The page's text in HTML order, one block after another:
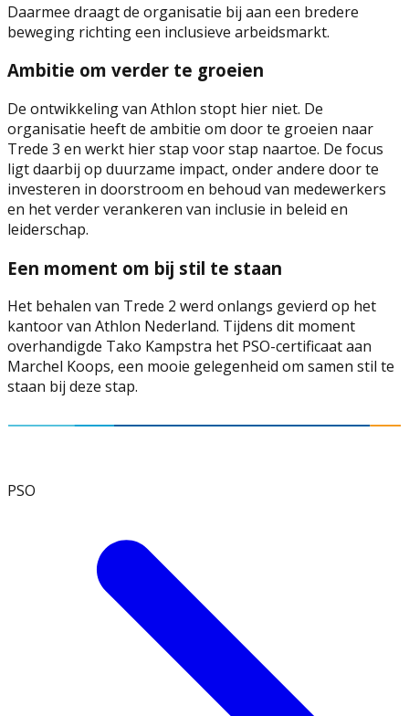
Daarmee draagt de organisatie bij aan een bredere
beweging richting een inclusieve arbeidsmarkt.
Ambitie om verder te groeien
De ontwikkeling van Athlon stopt hier niet. De
organisatie heeft de ambitie om door te groeien naar
Trede 3 en werkt hier stap voor stap naartoe. De focus
ligt daarbij op duurzame impact, onder andere door te
investeren in doorstroom en behoud van medewerkers
en het verder verankeren van inclusie in beleid en
leiderschap.
Een moment om bij stil te staan
Het behalen van Trede 2 werd onlangs gevierd op het
kantoor van Athlon Nederland. Tijdens dit moment
overhandigde Tako Kampstra het PSO-certificaat aan
Marchel Koops, een mooie gelegenheid om samen stil te
staan bij deze stap.
PSO